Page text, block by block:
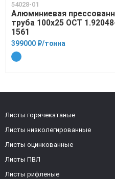
54028-01
Алюминиевая
труба 100х25 ОСТ
1561
399000 ₽/тонна
Листы горячекатаные
Листы низколегированные
Листы оцинкованные
Листы ПВЛ
Листы рифленые